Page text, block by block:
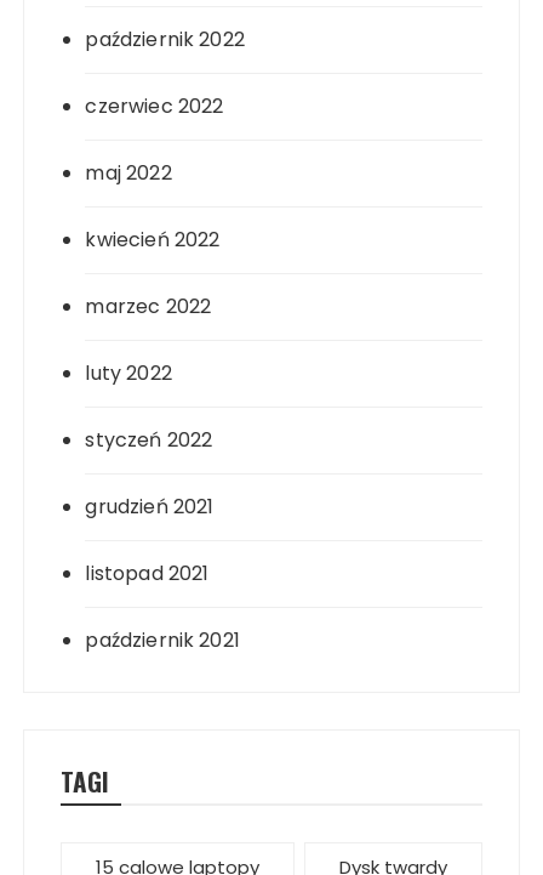
październik 2022
czerwiec 2022
maj 2022
kwiecień 2022
marzec 2022
luty 2022
styczeń 2022
grudzień 2021
listopad 2021
październik 2021
TAGI
15 calowe laptopy Dysk twardy